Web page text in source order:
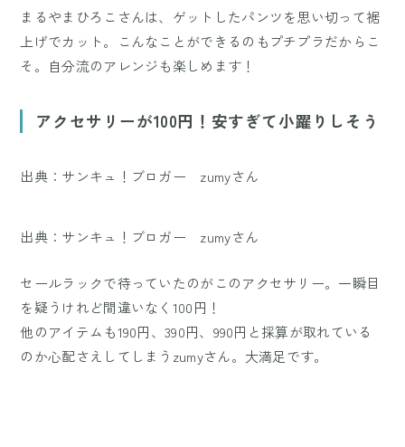
まるやまひろこさんは、ゲットしたパンツを思い切って裾
上げでカット。こんなことができるのもプチプラだからこ
そ。自分流のアレンジも楽しめます！
アクセサリーが100円！安すぎて小躍りしそう
出典：サンキュ！ブロガー zumyさん
出典：サンキュ！ブロガー zumyさん
セールラックで待っていたのがこのアクセサリー。一瞬目
を疑うけれど間違いなく100円！
他のアイテムも190円、390円、990円と採算が取れている
のか心配さえしてしまうzumyさん。大満足です。